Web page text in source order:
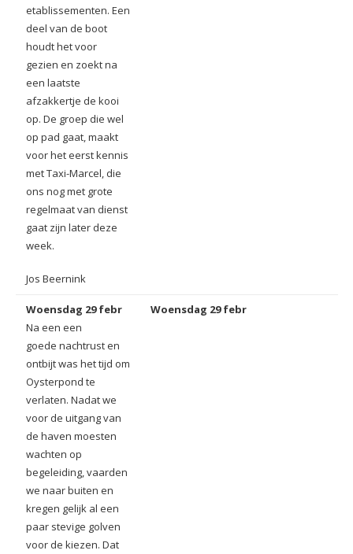
etablissementen. Een
deel van de boot
houdt het voor
gezien en zoekt na
een laatste
afzakkertje de kooi
op. De groep die wel
op pad gaat, maakt
voor het eerst kennis
met Taxi-Marcel, die
ons nog met grote
regelmaat van dienst
gaat zijn later deze
week.
Jos Beernink
Woensdag 29 febr
Na een een
goede nachtrust en
ontbijt was het tijd om
Oysterpond te
verlaten. Nadat we
voor de uitgang van
de haven moesten
wachten op
begeleiding, vaarden
we naar buiten en
kregen gelijk al een
paar stevige golven
voor de kiezen. Dat
Woensdag 29 febr